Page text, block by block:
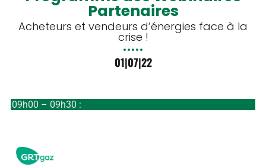
Partenaires
Acheteurs et vendeurs d’énergies face à la
crise !
01|07|22
09h00 – 09h30 :